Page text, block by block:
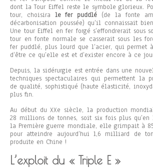
dont la Tour Eiffel reste le symbole glorieux.
tour, choisira le fer puddlé (de la fonte
décarbonisation poussée) qu’il connaissait
Une tour Eiffel en fer forgé s’effondrerait sous
tour en fonte normale se casserait sous les
fer puddlé, plus lourd que l’acier, qui permet
d’être ce qu’elle est et d’exister encore à ce
Depuis, la sidérurgie est entrée dans une
techniques spectaculaires qui permettent la
de qualité, sophistiqué (haute élasticité,
plus fin.
Au début du XXe siècle, la production
28 millions de tonnes, soit six fois plus
la Première guerre mondiale, elle grimpait à
pour atteindre aujourd’hui 1,6 milliard de
produite en Chine !
L’exploit du « Triple E »